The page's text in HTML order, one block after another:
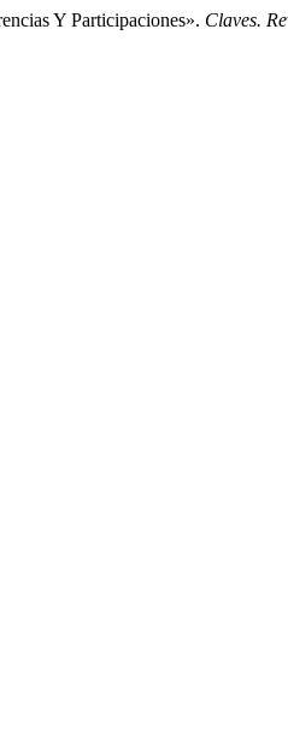
Y Participaciones». Claves.